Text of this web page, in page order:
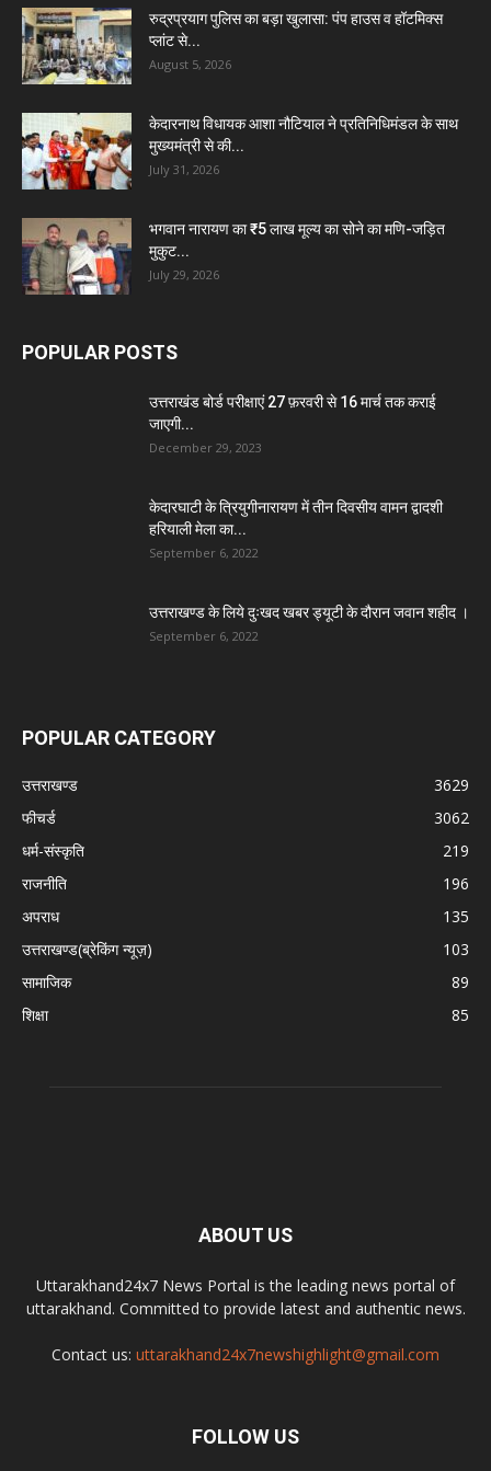
रुद्रप्रयाग पुलिस का बड़ा खुलासा: पंप हाउस व हॉटमिक्स
प्लांट से...
August 5, 2026
केदारनाथ विधायक आशा नौटियाल ने प्रतिनिधिमंडल के साथ
मुख्यमंत्री से की...
July 31, 2026
भगवान नारायण का ₹5 लाख मूल्य का सोने का मणि-जड़ित
मुकुट...
July 29, 2026
POPULAR POSTS
उत्तराखंड बोर्ड परीक्षाएं 27 फ़रवरी से 16 मार्च तक कराई
जाएगी...
December 29, 2023
केदारघाटी के त्रियुगीनारायण में तीन दिवसीय वामन द्वादशी
हरियाली मेला का...
September 6, 2022
उत्तराखण्ड के लिये दुःखद खबर ड्यूटी के दौरान जवान शहीद ।
September 6, 2022
POPULAR CATEGORY
उत्तराखण्ड
3629
फीचर्ड
3062
धर्म-संस्कृति
219
राजनीति
196
अपराध
135
उत्तराखण्ड(ब्रेकिंग न्यूज़)
103
सामाजिक
89
शिक्षा
85
ABOUT US
Uttarakhand24x7 News Portal is the leading news portal of
uttarakhand. Committed to provide latest and authentic news.
Contact us: uttarakhand24x7newshighlight@gmail.com
FOLLOW US